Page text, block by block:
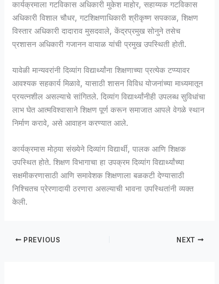
कार्यक्रमाला गटविकास अधिकारी मुकेश माहोर, सहाय्यक गटविकास
अधिकारी विशाल चौधर, गटशिक्षणाधिकारी श्रीकृष्ण सपकाळ, शिक्षण
विस्तार अधिकारी दादाराव मुसदवाले, केंद्रप्रमुख सोनुने तसेच
प्रशासन अधिकारी गजानन वायाळ यांची प्रमुख उपस्थिती होती.
यावेळी मान्यवरांनी दिव्यांग विद्यार्थ्यांना शिक्षणाच्या प्रत्येक टप्प्यावर
आवश्यक सहकार्य मिळावे, यासाठी शासन विविध योजनांच्या माध्यमातून
प्रयत्नशील असल्याचे सांगितले. दिव्यांग विद्यार्थ्यांनीही उपलब्ध सुविधांचा
लाभ घेत आत्मविश्वासाने शिक्षण पूर्ण करून समाजात आपले वेगळे स्थान
निर्माण करावे, असे आवाहन करण्यात आले.
कार्यक्रमास मोठ्या संख्येने दिव्यांग विद्यार्थी, पालक आणि शिक्षक
उपस्थित होते. शिक्षण विभागाचा हा उपक्रम दिव्यांग विद्यार्थ्यांच्या
सक्षमीकरणासाठी आणि समावेशक शिक्षणाला बळकटी देण्यासाठी
निश्चितच प्रेरणादायी ठरणारा असल्याची भावना उपस्थितांनी व्यक्त
केली.
PREVIOUS NEXT